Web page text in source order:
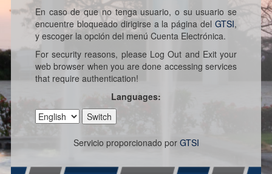
En caso de que no tenga usuario, o su usuario se
encuentre bloqueado dirigirse a la página delGTSI,
y escoger la opción del menú Cuenta Electrónica.
For security reasons, please Log Out and Exit your
web browser when you are done accessing services
that require authentication!
Languages:
Servicio proporcionado por GTSI